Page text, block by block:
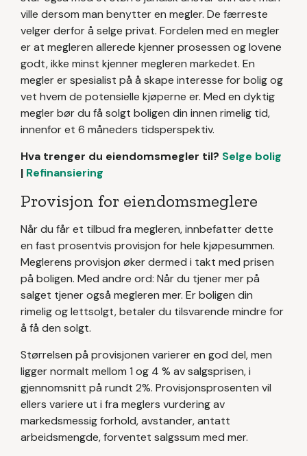
ville dersom man benytter en megler. De færreste
velger derfor å selge privat. Fordelen med en megler
er at megleren allerede kjenner prosessen og lovene
godt, ikke minst kjenner megleren markedet. En
megler er spesialist på å skape interesse for bolig og
vet hvem de potensielle kjøperne er. Med en dyktig
megler bør du få solgt boligen din innen rimelig tid,
innenfor et 6 måneders tidsperspektiv.
Hva trenger du eiendomsmegler til? Selge bolig
| Refinansiering
Provisjon for eiendomsmeglere
Når du får et tilbud fra megleren, innbefatter dette
en fast prosentvis provisjon for hele kjøpesummen.
Meglerens provisjon øker dermed i takt med prisen
på boligen. Med andre ord: Når du tjener mer på
salget tjener også megleren mer. Er boligen din
rimelig og lettsolgt, betaler du tilsvarende mindre for
å få den solgt.
Størrelsen på provisjonen varierer en god del, men
ligger normalt mellom 1 og 4 % av salgsprisen, i
gjennomsnitt på rundt 2%. Provisjonsprosenten vil
ellers variere ut i fra meglers vurdering av
markedsmessig forhold, avstander, antatt
arbeidsmengde, forventet salgssum med mer.